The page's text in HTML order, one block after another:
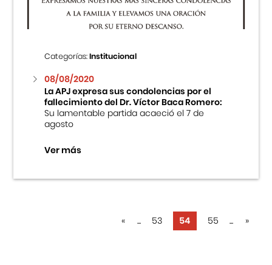
Categorías:Institucional
08/08/2020
La APJ expresa sus condolencias por el
fallecimiento del Dr. Víctor Baca Romero:
Su lamentable partida acaeció el 7 de
agosto
Ver más
« ... 53 54 55 ... »